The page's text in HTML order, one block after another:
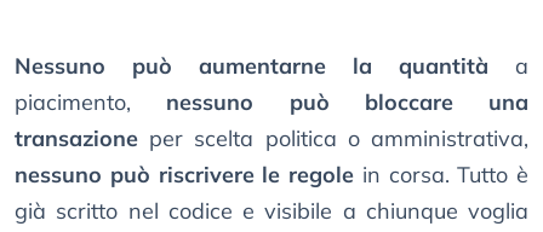
Nessuno può aumentarne la quantità a
piacimento, nessuno può bloccare una
transazione per scelta politica o amministrativa,
nessuno può riscrivere le regole in corsa. Tutto è
già scritto nel codice e visibile a chiunque voglia